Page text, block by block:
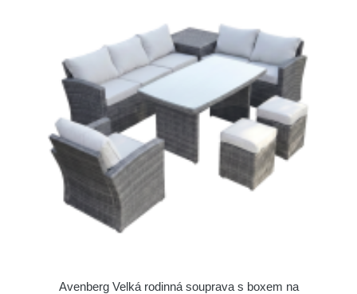
Avenberg Velká rodinná souprava s boxem na